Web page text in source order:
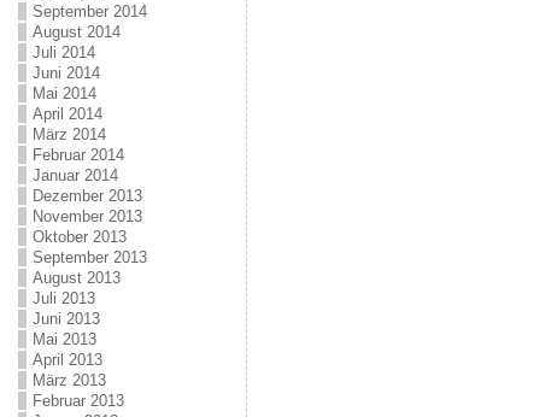
September 2014
August 2014
Juli 2014
Juni 2014
Mai 2014
April 2014
März 2014
Februar 2014
Januar 2014
Dezember 2013
November 2013
Oktober 2013
September 2013
August 2013
Juli 2013
Juni 2013
Mai 2013
April 2013
März 2013
Februar 2013